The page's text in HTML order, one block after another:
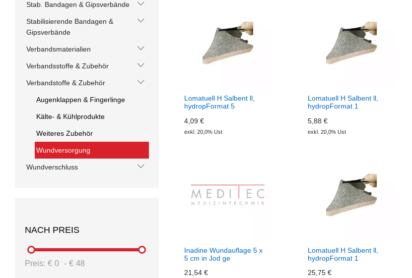
Stab. Bandagen & Gipsverbände
Stabilisierende Bandagen &
Gipsverbände
Verbandsmaterialien
Verbandsstoffe & Zubehör
Verbandstoffe & Zubehör
Augenklappen & Fingerlinge
Kälte- & Kühlprodukte
Weiteres Zubehör
Wundversorgung
Wundverschluss
NACH PREIS
Preis: € 0 - € 48
Lomatuell H Salbent ll,
hydropFormat 5
4,09 €
exkl. 20,0% Ust
Lomatuell H Salbent ll,
hydropFormat 1
5,88 €
exkl. 20,0% Ust
Inadine Wundauflage 5 x
5 cm in Jod ge
21,54 €
Lomatuell H Salbent ll,
hydropFormat 1
25,75 €